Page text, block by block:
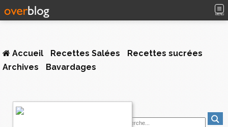
MENU
Accueil Recettes Salées
Recettes sucrées
Archives
Bavardages
2